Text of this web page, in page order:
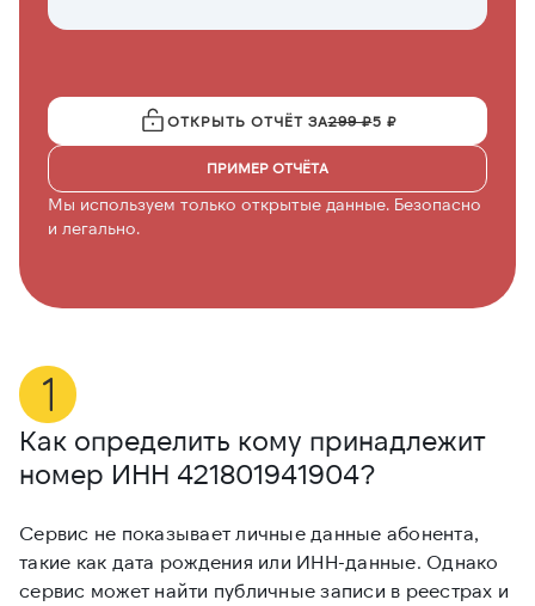
ОТКРЫТЬ ОТЧЁТ ЗА299 ₽5 ₽
ПРИМЕР ОТЧЁТА
Мы используем только открытые данные. Безопасно
и легально.
Как определить кому принадлежит
номер ИНН 421801941904?
Сервис не показывает личные данные абонента,
такие как дата рождения или ИНН-данные. Однако
сервис может найти публичные записи в реестрах и